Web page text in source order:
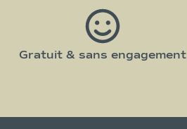
Gratuit & sans engagement